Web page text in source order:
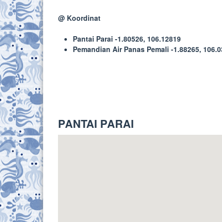
@ Koordinat
Pantai Parai -1.80526, 106.12819
Pemandian Air Panas Pemali -1.88265,
PANTAI PARAI